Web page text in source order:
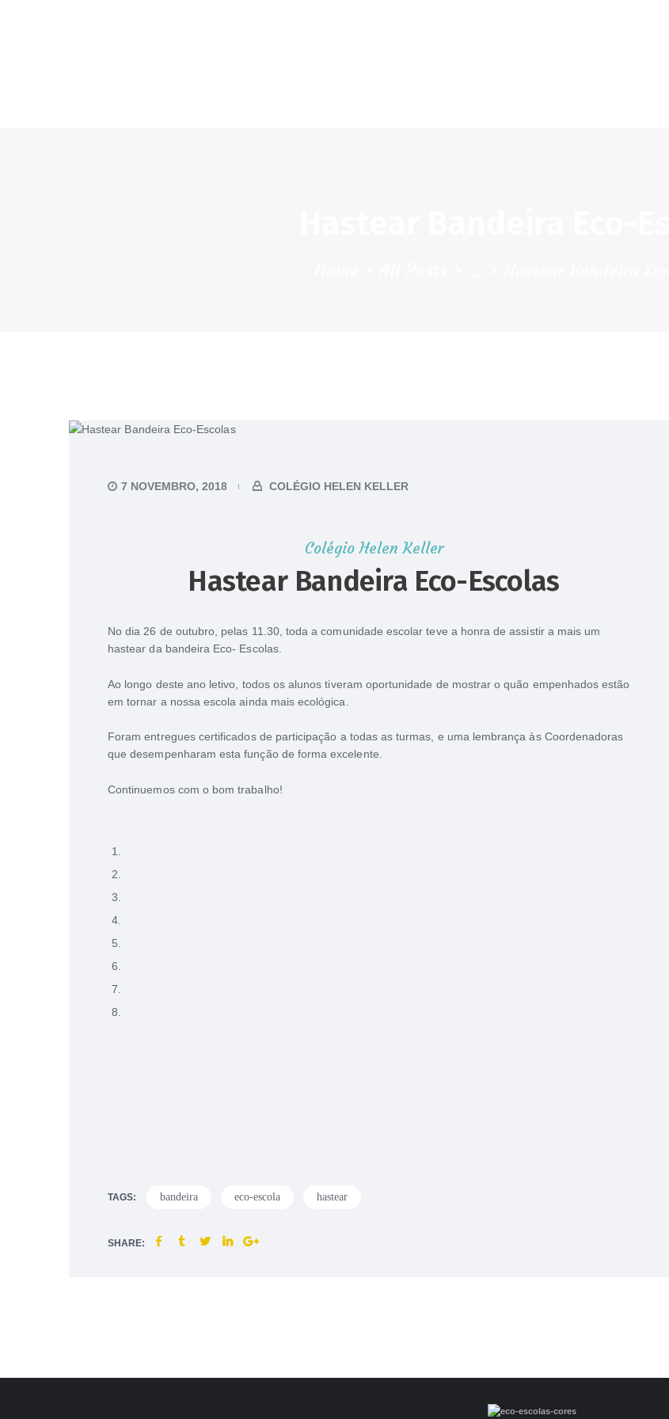
7 NOVEMBRO, 2018 COLÉGIO HELEN KELLER
Colégio Helen Keller
Hastear Bandeira Eco-Escolas
No dia 26 de outubro, pelas 11.30, toda a comunidade escolar teve a honra de assistir a mais um
hastear da bandeira Eco- Escolas.
Ao longo deste ano letivo, todos os alunos tiveram oportunidade de mostrar o quão empenhados estão
em tornar a nossa escola ainda mais ecológica.
Foram entregues certificados de participação a todas as turmas, e uma lembrança às Coordenadoras
que desempenharam esta função de forma excelente.
Continuemos com o bom trabalho!
TAGS: bandeira eco-escola hastear
SHARE: